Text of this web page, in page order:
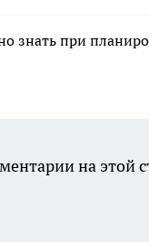
знать при
на этой